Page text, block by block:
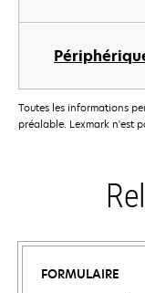
Toutes les informations
préalable. Lexmark n'est
FORMULAIRE